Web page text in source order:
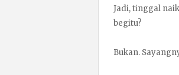
Jadi, tinggal
begitu?
Bukan.